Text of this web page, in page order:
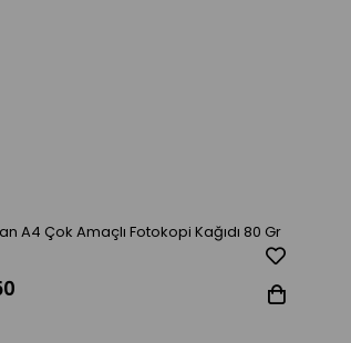
A4 Çok Amaçlı Fotokopi Kağıdı 80 Gr